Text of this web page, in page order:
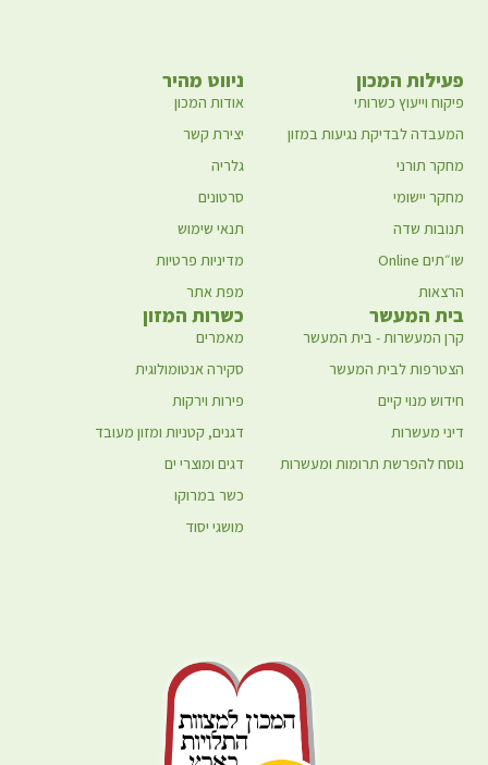
ניווט מהיר
אודות המכון
יצירת קשר
גלריה
סרטונים
תנאי שימוש
מדיניות פרטיות
מפת אתר
פעילות המכון
פיקוח וייעוץ כשרותי
המעבדה לבדיקת נגיעות במזון
מחקר תורני
מחקר יישומי
תנובות שדה
שו״תים Online
הרצאות
כשרות המזון
מאמרים
סקירה אנטומולוגית
פירות וירקות
דגנים, קטניות ומזון מעובד
דגים ומוצרי ים
כשר במרוקו
מושגי יסוד
בית המעשר
קרן המעשרות - בית המעשר
הצטרפות לבית המעשר
חידוש מנוי קיים
דיני מעשרות
נוסח להפרשת תרומות ומעשרות